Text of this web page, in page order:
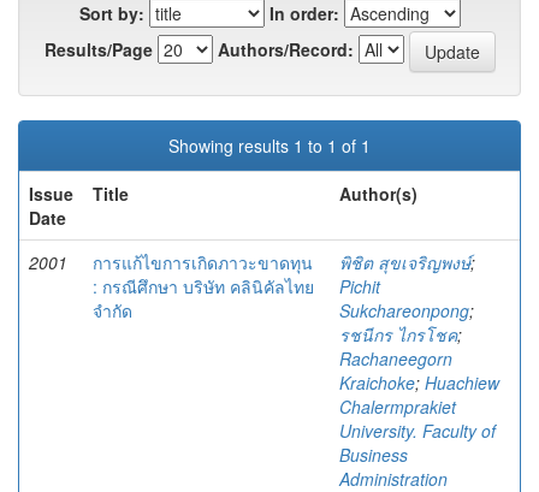
Sort by:
In order:
Results/Page
Authors/Record:
Showing results 1 to 1 of 1
Issue
Date
Title Author(s)
2001
การแก้ไขการเกิดภาวะขาดทุน
: กรณีศึกษา บริษัท คลินิคัลไทย
จำกัด
พิชิต สุขเจริญพงษ์;
Pichit
Sukchareonpong;
รชนีกร ไกรโชค;
Rachaneegorn
Kraichoke; Huachiew
Chalermprakiet
University. Faculty of
Business
Administration